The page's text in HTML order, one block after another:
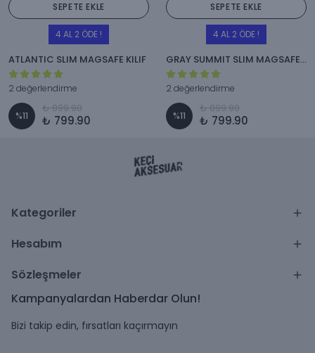
SEPETE EKLE
4 AL 2 ÖDE !
ATLANTIC SLIM MAGSAFE KILIF
2 değerlendirme
%11
₺ 899.90
₺ 799.90
SEPETE EKLE
4 AL 2 ÖDE !
GRAY SUMMIT SLIM MAGSAFE KILIF
2 değerlendirme
%11
₺ 899.90
₺ 799.90
Kategoriler
Hesabım
Sözleşmeler
Kampanyalardan Haberdar Olun!
Bizi takip edin, fırsatları kaçırmayın